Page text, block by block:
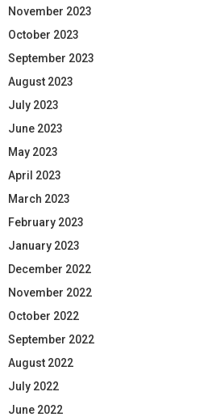
November 2023
October 2023
September 2023
August 2023
July 2023
June 2023
May 2023
April 2023
March 2023
February 2023
January 2023
December 2022
November 2022
October 2022
September 2022
August 2022
July 2022
June 2022